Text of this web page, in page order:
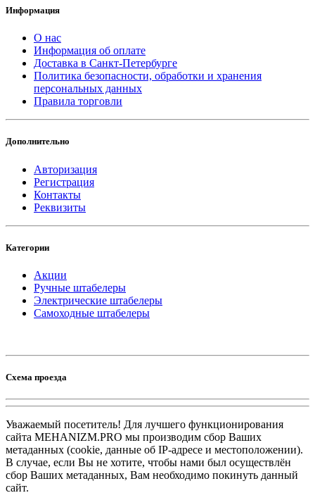
Информация
О нас
Информация об оплате
Доставка в Санкт-Петербурге
Политика безопасности, обработки и хранения
персональных данных
Правила торговли
Дополнительно
Авторизация
Регистрация
Контакты
Реквизиты
Категории
Акции
Ручные штабелеры
Электрические штабелеры
Самоходные штабелеры
Схема проезда
Уважаемый посетитель! Для лучшего функционирования
сайта MEHANIZM.PRO мы производим сбор Ваших
метаданных (cookie, данные об IP-адресе и местоположении).
В случае, если Вы не хотите, чтобы нами был осуществлён
сбор Ваших метаданных, Вам необходимо покинуть данный
сайт.